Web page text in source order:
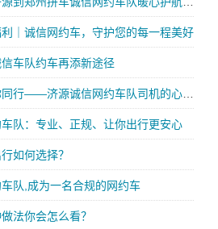
｜诚信网约车，守护您的每一程美好
车队约车再添新途径
队：专业、正规、让你出行更安心
如何选择？
队,成为一名合规的网约车
法你会怎么看？